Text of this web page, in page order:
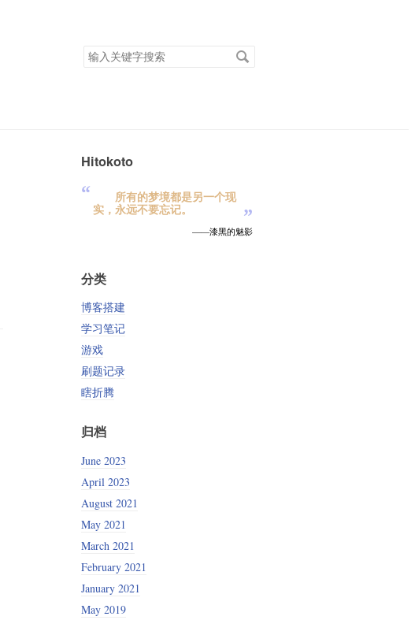
搜
索
Hitokoto
“ 所有的梦境都是另一个现
实，永远不要忘记。 ”
——漆黑的魅影
分类
博客搭建
学习笔记
游戏
刷题记录
瞎折腾
归档
June 2023
April 2023
August 2021
May 2021
March 2021
February 2021
January 2021
May 2019